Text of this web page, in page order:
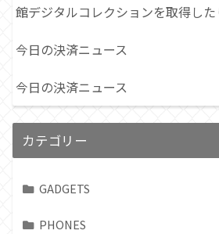
館デジタルコレクションを取得した
今日の決済ニュース
今日の決済ニュース
カテゴリー
GADGETS
PHONES